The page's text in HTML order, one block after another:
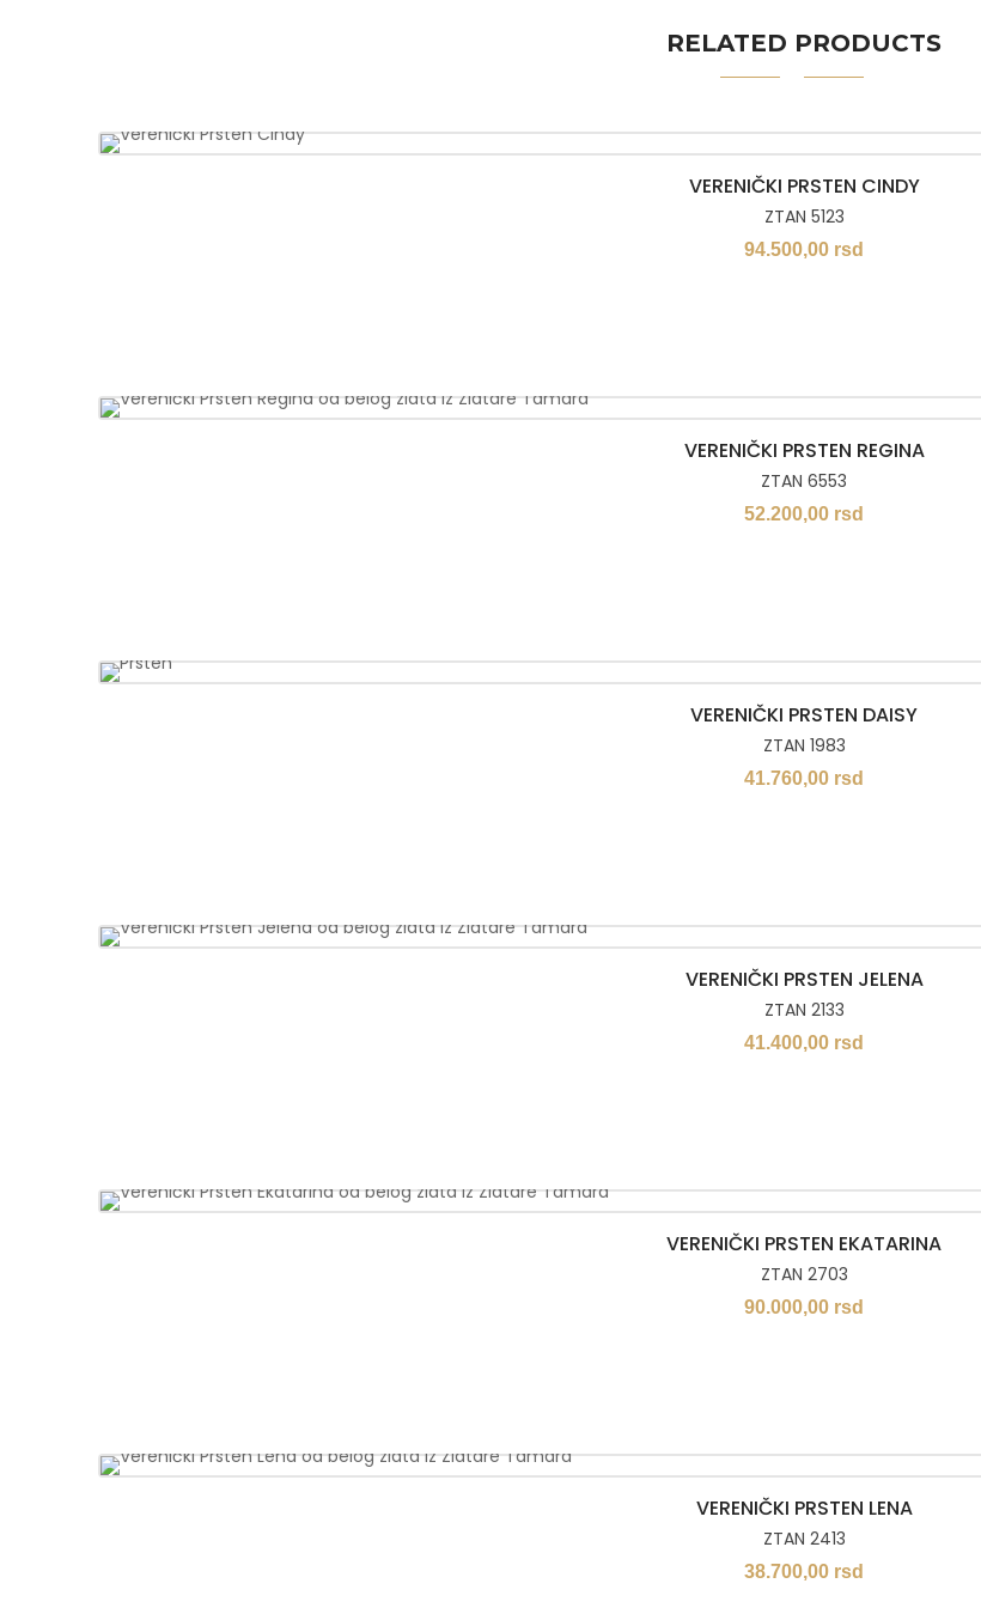
RELATED PRODUCTS
VERENIČKI PRSTEN CINDY
ZTAN 5123
94.500,00 rsd
VERENIČKI PRSTEN REGINA
ZTAN 6553
52.200,00 rsd
VERENIČKI PRSTEN DAISY
ZTAN 1983
41.760,00 rsd
VERENIČKI PRSTEN JELENA
ZTAN 2133
41.400,00 rsd
VERENIČKI PRSTEN EKATARINA
ZTAN 2703
90.000,00 rsd
VERENIČKI PRSTEN LENA
ZTAN 2413
38.700,00 rsd